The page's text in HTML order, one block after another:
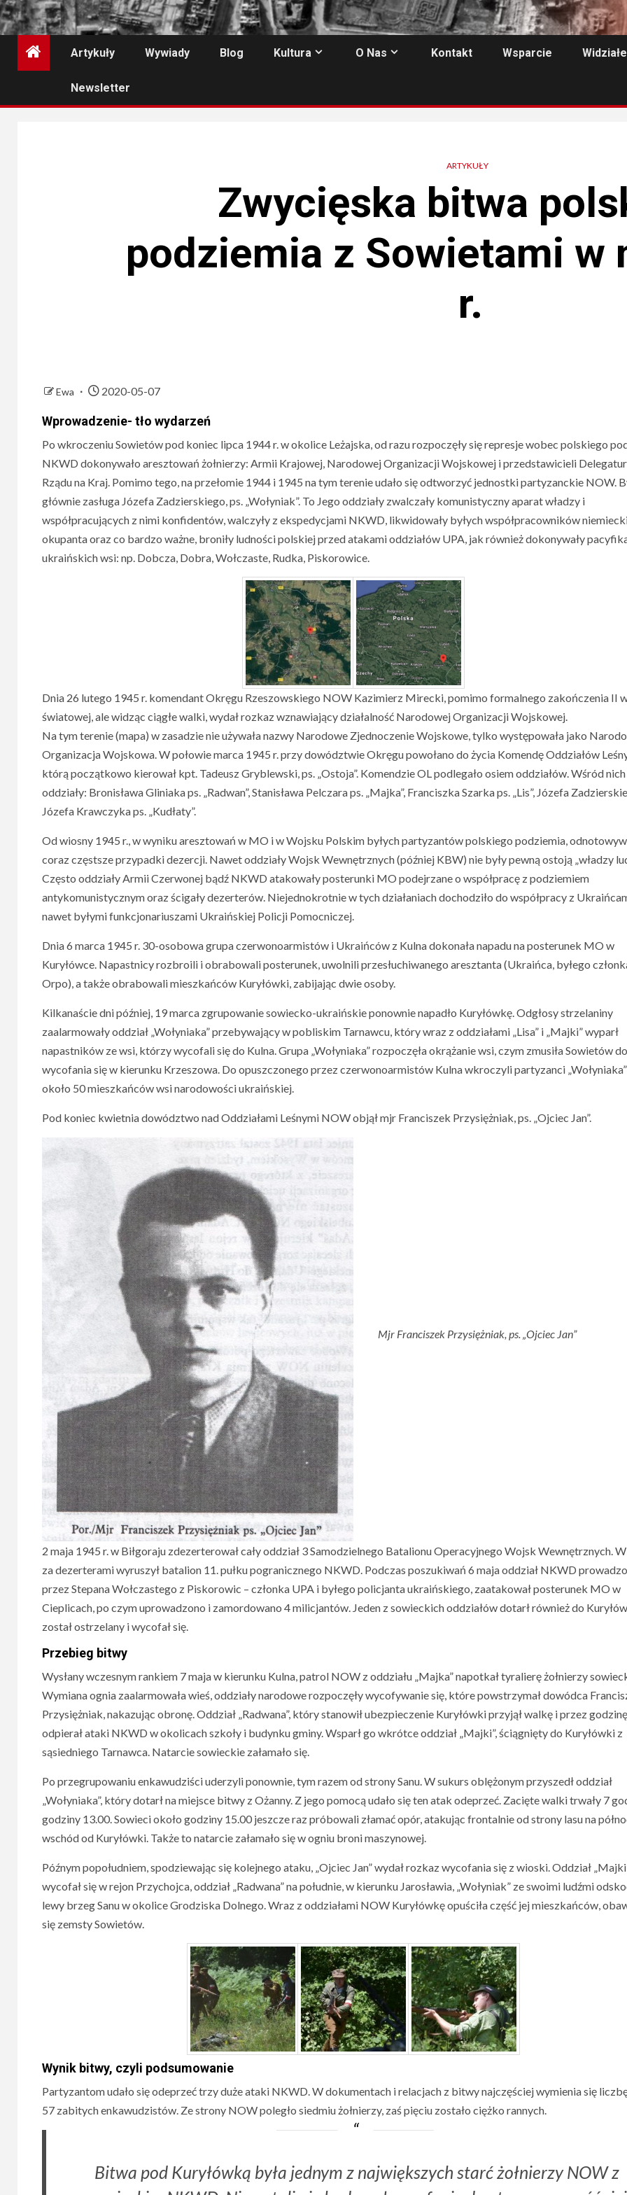
Artykuły Wywiady Blog Kultura O Nas Kontakt Wsparcie
Newsletter
ARTYKUŁY
Zwycięska bitwa
podziemia z Sowietami w
r.
Ewa 2020-05-07
Wprowadzenie- tło wydarzeń
Po wkroczeniu Sowietów pod koniec lipca 1944 r. w okolice Leżajska, od razu rozpoczęły się represje wobec polskiego
NKWD dokonywało aresztowań żołnierzy: Armii Krajowej, Narodowej Organizacji Wojskowej i przedstawicieli
Rządu na Kraj. Pomimo tego, na przełomie 1944 i 1945 na tym terenie udało się odtworzyć jednostki partyzanckie NOW.
głównie zasługa Józefa Zadzierskiego, ps. „Wołyniak”. To Jego oddziały zwalczały komunistyczny aparat władzy i
współpracujących z nimi konfidentów, walczyły z ekspedycjami NKWD, likwidowały byłych współpracowników
okupanta oraz co bardzo ważne, broniły ludności polskiej przed atakami oddziałów UPA, jak również dokonywały
ukraińskich wsi: np. Dobcza, Dobra, Wołczaste, Rudka, Piskorowice.
Dnia 26 lutego 1945 r. komendant Okręgu Rzeszowskiego NOW Kazimierz Mirecki, pomimo formalnego zakończenia II
światowej, ale widząc ciągłe walki, wydał rozkaz wznawiający działalność Narodowej Organizacji Wojskowej.
Na tym terenie (mapa) w zasadzie nie używała nazwy Narodowe Zjednoczenie Wojskowe, tylko występowała jako
Organizacja Wojskowa. W połowie marca 1945 r. przy dowództwie Okręgu powołano do życia Komendę Oddziałów
którą początkowo kierował kpt. Tadeusz Gryblewski, ps. „Ostoja”. Komendzie OL podlegało osiem oddziałów. Wśród nich
oddziały: Bronisława Gliniaka ps. „Radwan”, Stanisława Pelczara ps. „Majka”, Franciszka Szarka ps. „Lis”, Józefa
Józefa Krawczyka ps. „Kudłaty”.
Od wiosny 1945 r., w wyniku aresztowań w MO i w Wojsku Polskim byłych partyzantów polskiego podziemia,
coraz częstsze przypadki dezercji. Nawet oddziały Wojsk Wewnętrznych (później KBW) nie były pewną ostoją „władzy
Często oddziały Armii Czerwonej bądź NKWD atakowały posterunki MO podejrzane o współpracę z podziemiem
antykomunistycznym oraz ścigały dezerterów. Niejednokrotnie w tych działaniach dochodziło do współpracy z
nawet byłymi funkcjonariuszami Ukraińskiej Policji Pomocniczej.
Dnia 6 marca 1945 r. 30-osobowa grupa czerwonoarmistów i Ukraińców z Kulna dokonała napadu na posterunek MO w
Kuryłówce. Napastnicy rozbroili i obrabowali posterunek, uwolnili przesłuchiwanego aresztanta (Ukraińca, byłego
Orpo), a także obrabowali mieszkańców Kuryłówki, zabijając dwie osoby.
Kilkanaście dni później, 19 marca zgrupowanie sowiecko-ukraińskie ponownie napadło Kuryłówkę. Odgłosy strzelaniny
zaalarmowały oddział „Wołyniaka” przebywający w pobliskim Tarnawcu, który wraz z oddziałami „Lisa” i „Majki” wyparł
napastników ze wsi, którzy wycofali się do Kulna. Grupa „Wołyniaka” rozpoczęła okrążanie wsi, czym zmusiła Sowietów do
wycofania się w kierunku Krzeszowa. Do opuszczonego przez czerwonoarmistów Kulna wkroczyli partyzanci
około 50 mieszkańców wsi narodowości ukraińskiej.
Pod koniec kwietnia dowództwo nad Oddziałami Leśnymi NOW objął mjr Franciszek Przysiężniak, ps. „Ojciec Jan”.
Mjr Franciszek Przysiężniak, ps. „Ojciec Jan”
2 maja 1945 r. w Biłgoraju zdezerterował cały oddział 3 Samodzielnego Batalionu Operacyjnego Wojsk Wewnętrznych.
za dezerterami wyruszył batalion 11. pułku pogranicznego NKWD. Podczas poszukiwań 6 maja oddział NKWD
przez Stepana Wołczastego z Piskorowic – członka UPA i byłego policjanta ukraińskiego, zaatakował posterunek MO w
Cieplicach, po czym uprowadzono i zamordowano 4 milicjantów. Jeden z sowieckich oddziałów dotarł również do
został ostrzelany i wycofał się.
Przebieg bitwy
Wysłany wczesnym rankiem 7 maja w kierunku Kulna, patrol NOW z oddziału „Majka” napotkał tyralierę żołnierzy
Wymiana ognia zaalarmowała wieś, oddziały narodowe rozpoczęły wycofywanie się, które powstrzymał dowódca
Przysiężniak, nakazując obronę. Oddział „Radwana”, który stanowił ubezpieczenie Kuryłówki przyjął walkę i przez godzinę
odpierał ataki NKWD w okolicach szkoły i budynku gminy. Wsparł go wkrótce oddział „Majki”, ściągnięty do Kuryłówki z
sąsiedniego Tarnawca. Natarcie sowieckie załamało się.
Po przegrupowaniu enkawudziści uderzyli ponownie, tym razem od strony Sanu. W sukurs oblężonym przyszedł oddział
„Wołyniaka”, który dotarł na miejsce bitwy z Ożanny. Z jego pomocą udało się ten atak odeprzeć. Zacięte walki trwały 7
godziny 13.00. Sowieci około godziny 15.00 jeszcze raz próbowali złamać opór, atakując frontalnie od strony lasu na
wschód od Kuryłówki. Także to natarcie załamało się w ogniu broni maszynowej.
Późnym popołudniem, spodziewając się kolejnego ataku, „Ojciec Jan” wydał rozkaz wycofania się z wioski. Oddział
wycofał się w rejon Przychojca, oddział „Radwana” na południe, w kierunku Jarosławia, „Wołyniak” ze swoimi ludźmi
lewy brzeg Sanu w okolice Grodziska Dolnego. Wraz z oddziałami NOW Kuryłówkę opuściła część jej mieszkańców,
się zemsty Sowietów.
Wynik bitwy, czyli podsumowanie
Partyzantom udało się odeprzeć trzy duże ataki NKWD. W dokumentach i relacjach z bitwy najczęściej wymienia się
57 zabitych enkawudzistów. Ze strony NOW poległo siedmiu żołnierzy, zaś pięciu zostało ciężko rannych.
Bitwa pod Kuryłówką była jednym z największych starć żołnierzy NOW z